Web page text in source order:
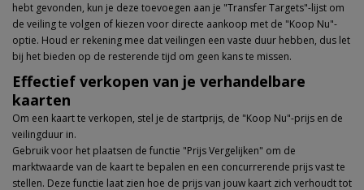
hebt gevonden, kun je deze toevoegen aan je "Transfer Targets"-lijst om
de veiling te volgen of kiezen voor directe aankoop met de "Koop Nu"-
optie. Houd er rekening mee dat veilingen een vaste duur hebben, dus let
bij het bieden op de resterende tijd om geen kans te missen.
Effectief verkopen van je verhandelbare
kaarten
Om een kaart te verkopen, stel je de startprijs, de "Koop Nu"-prijs en de
veilingduur in.
Gebruik voor het plaatsen de functie "Prijs Vergelijken" om de
marktwaarde van de kaart te bepalen en een concurrerende prijs vast te
stellen. Deze functie laat zien hoe de prijs van jouw kaart zich verhoudt tot